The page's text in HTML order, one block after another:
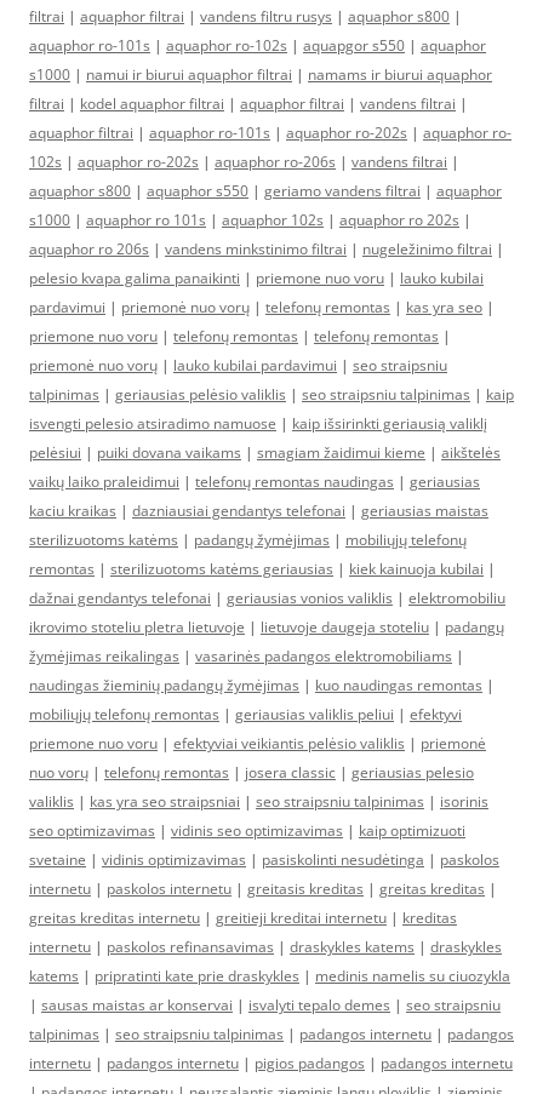
filtrai | aquaphor filtrai | vandens filtru rusys | aquaphor s800 |
aquaphor ro-101s | aquaphor ro-102s | aquapgor s550 | aquaphor
s1000 | namui ir biurui aquaphor filtrai | namams ir biurui aquaphor
filtrai | kodel aquaphor filtrai | aquaphor filtrai | vandens filtrai |
aquaphor filtrai | aquaphor ro-101s | aquaphor ro-202s | aquaphor ro-
102s | aquaphor ro-202s | aquaphor ro-206s | vandens filtrai |
aquaphor s800 | aquaphor s550 | geriamo vandens filtrai | aquaphor
s1000 | aquaphor ro 101s | aquaphor 102s | aquaphor ro 202s |
aquaphor ro 206s | vandens minkstinimo filtrai | nugeležinimo filtrai |
pelesio kvapa galima panaikinti | priemone nuo voru | lauko kubilai
pardavimui | priemonė nuo vorų | telefonų remontas | kas yra seo |
priemone nuo voru | telefonų remontas | telefonų remontas |
priemonė nuo vorų | lauko kubilai pardavimui | seo straipsniu
talpinimas | geriausias pelėsio valiklis | seo straipsniu talpinimas | kaip
isvengti pelesio atsiradimo namuose | kaip išsirinkti geriausią valiklį
pelėsiui | puiki dovana vaikams | smagiam žaidimui kieme | aikštelės
vaikų laiko praleidimui | telefonų remontas naudingas | geriausias
kaciu kraikas | dazniausiai gendantys telefonai | geriausias maistas
sterilizuotoms katėms | padangų žymėjimas | mobiliųjų telefonų
remontas | sterilizuotoms katėms geriausias | kiek kainuoja kubilai |
dažnai gendantys telefonai | geriausias vonios valiklis | elektromobiliu
ikrovimo stoteliu pletra lietuvoje | lietuvoje daugeja stoteliu | padangų
žymėjimas reikalingas | vasarinės padangos elektromobiliams |
naudingas žieminių padangų žymėjimas | kuo naudingas remontas |
mobiliųjų telefonų remontas | geriausias valiklis peliui | efektyvi
priemone nuo voru | efektyviai veikiantis pelėsio valiklis | priemonė
nuo vorų | telefonų remontas | josera classic | geriausias pelesio
valiklis | kas yra seo straipsniai | seo straipsniu talpinimas | isorinis
seo optimizavimas | vidinis seo optimizavimas | kaip optimizuoti
svetaine | vidinis optimizavimas | pasiskolinti nesudėtinga | paskolos
internetu | paskolos internetu | greitasis kreditas | greitas kreditas |
greitas kreditas internetu | greitieji kreditai internetu | kreditas
internetu | paskolos refinansavimas | draskykles katems | draskykles
katems | pripratinti kate prie draskykles | medinis namelis su ciuozykla
| sausas maistas ar konservai | isvalyti tepalo demes | seo straipsniu
talpinimas | seo straipsniu talpinimas | padangos internetu | padangos
internetu | padangos internetu | pigios padangos | padangos internetu